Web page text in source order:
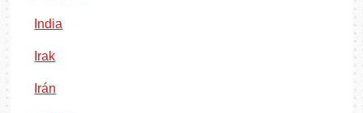
India
Irak
Irán